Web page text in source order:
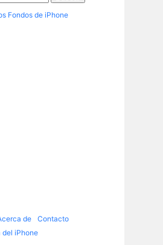
Fondos de iPhone
de
Contacto
del iPhone